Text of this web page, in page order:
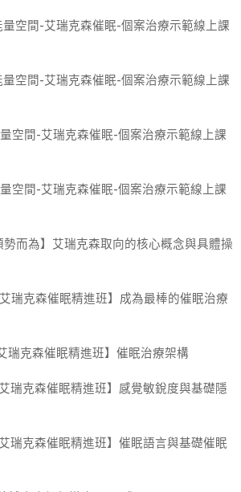
量空間-艾瑞克森催眠-個案治療示範線上課
量空間-艾瑞克森催眠-個案治療示範線上課
空間-艾瑞克森催眠-個案治療示範線上課
空間-艾瑞克森催眠-個案治療示範線上課
勢而為】艾瑞克森取向的核心概念與具體操
瑞克森催眠精進班】成為最棒的催眠治療
瑞克森催眠精進班】催眠治療架構
瑞克森催眠精進班】感覺敏銳度與基礎隱
瑞克森催眠精進班】催眠語言與基礎催眠